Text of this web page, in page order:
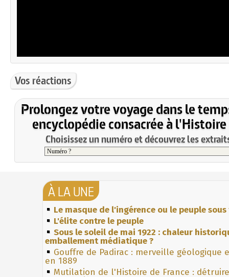
Vos réactions
Prolongez votre voyage dans le
encyclopédie consacrée à l'Histoire
Choisissez un numéro et découvrez les
À LA UNE
Le masque de l'ingérence ou le peuple
L'élite contre le peuple
Sous le soleil de mai 1922 : chaleur
emballement médiatique ?
Gouffre de Padirac : merveille géologique
en 1889
Mutilation de l'Histoire de France :